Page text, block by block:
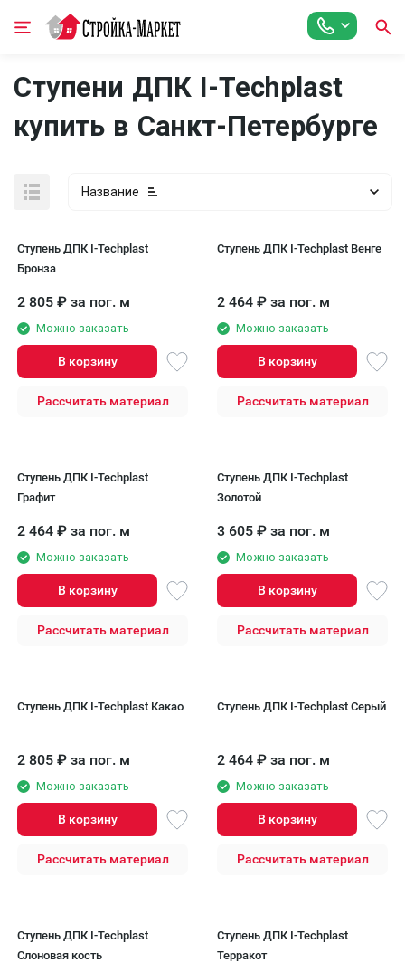
Ступени ДПК I-Techplast
купить в Санкт-Петербурге
Название
Ступень ДПК I-Techplast
Бронза
2 805 ₽ за пог. м
Можно заказать
В корзину
Рассчитать материал
Ступень ДПК I-Techplast Венге
2 464 ₽ за пог. м
Можно заказать
В корзину
Рассчитать материал
Ступень ДПК I-Techplast
Графит
2 464 ₽ за пог. м
Можно заказать
В корзину
Рассчитать материал
Ступень ДПК I-Techplast
Золотой
3 605 ₽ за пог. м
Можно заказать
В корзину
Рассчитать материал
Ступень ДПК I-Techplast Какао
2 805 ₽ за пог. м
Можно заказать
В корзину
Рассчитать материал
Ступень ДПК I-Techplast Серый
2 464 ₽ за пог. м
Можно заказать
В корзину
Рассчитать материал
Ступень ДПК I-Techplast
Слоновая кость
Ступень ДПК I-Techplast
Терракот